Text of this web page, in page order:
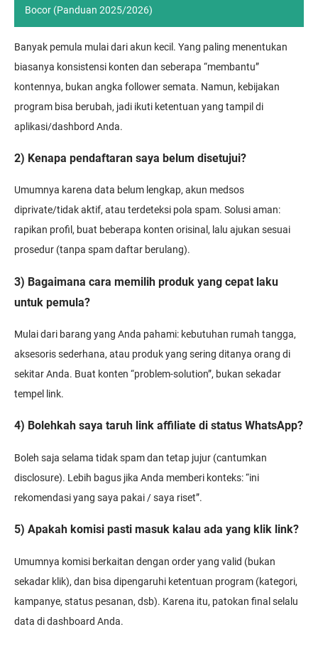
Bocor (Panduan 2025/2026)
Banyak pemula mulai dari akun kecil. Yang paling menentukan
biasanya konsistensi konten dan seberapa “membantu”
kontennya, bukan angka follower semata. Namun, kebijakan
program bisa berubah, jadi ikuti ketentuan yang tampil di
aplikasi/dashbord Anda.
2) Kenapa pendaftaran saya belum disetujui?
Umumnya karena data belum lengkap, akun medsos
diprivate/tidak aktif, atau terdeteksi pola spam. Solusi aman:
rapikan profil, buat beberapa konten orisinal, lalu ajukan sesuai
prosedur (tanpa spam daftar berulang).
3) Bagaimana cara memilih produk yang cepat laku
untuk pemula?
Mulai dari barang yang Anda pahami: kebutuhan rumah tangga,
aksesoris sederhana, atau produk yang sering ditanya orang di
sekitar Anda. Buat konten “problem-solution”, bukan sekadar
tempel link.
4) Bolehkah saya taruh link affiliate di status WhatsApp?
Boleh saja selama tidak spam dan tetap jujur (cantumkan
disclosure). Lebih bagus jika Anda memberi konteks: “ini
rekomendasi yang saya pakai / saya riset”.
5) Apakah komisi pasti masuk kalau ada yang klik link?
Umumnya komisi berkaitan dengan order yang valid (bukan
sekadar klik), dan bisa dipengaruhi ketentuan program (kategori,
kampanye, status pesanan, dsb). Karena itu, patokan final selalu
data di dashboard Anda.